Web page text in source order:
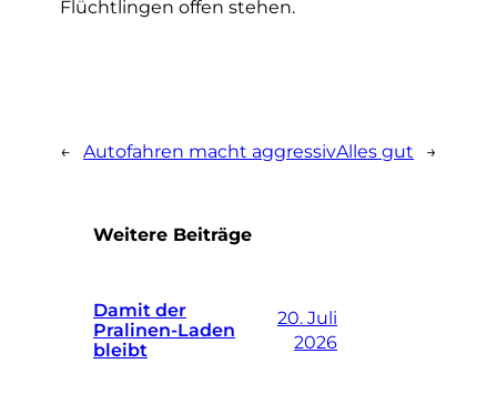
Flüchtlingen offen stehen.
← Autofahren macht aggressivAlles gut →
Weitere Beiträge
Damit der
Pralinen-Laden
bleibt
20. Juli
2026